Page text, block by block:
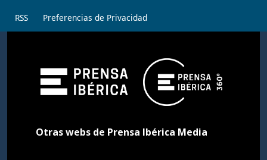
RSS Preferencias de Privacidad
Otras webs de Prensa Ibérica Media